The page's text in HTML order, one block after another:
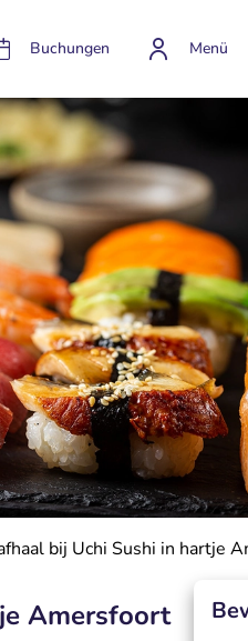
Buchungen Menü
bij Uchi Sushi in hartje
Amersfoort